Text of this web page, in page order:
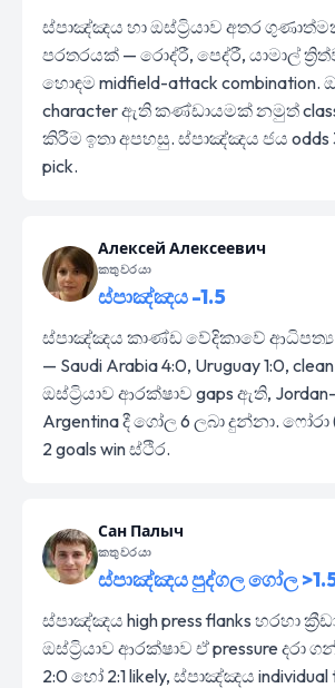
ස්පාඤ්ඤය හා ඔස්ට්‍රියාව අතර
පරතරයක් — රොද්රී, පෙද්රී, යාමාල්
හොඳම midfield-attack combination.
character ඇති කණ්ඩායමක් නමුත් class
කිරීම ඉතා අපහසු. ස්පාඤ්ඤය ජය odds
pick.
Алексей Алексеевич
කතුවරයා
ස්පාඤ්ඤය -1.5
ස්පාඤ්ඤය කාණ්ඩ වේදිකාවේ ආධිපත්‍ය
— Saudi Arabia 4:0, Uruguay 1:0,
ඔස්ට්‍රියාව ආරක්ෂාව gaps ඇති,
Argentina දී ගෝල 6 ලබා දුන්නා.
2 goals win ස්ථිර.
Сан Палыч
කතුවරයා
ස්පාඤ්ඤය පුද්ගල ගෝල
ස්පාඤ්ඤය high press flanks හරහා
ඔස්ට්‍රියාව ආරක්ෂාව ඒ pressure දරා
2:0 හෝ 2:1 likely, ස්පාඤ්ඤය individual